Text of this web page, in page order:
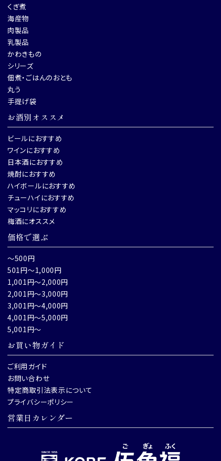
くぎ煮
海産物
肉製品
乳製品
かわきもの
シリーズ
佃煮・ごはんのおとも
丸う
手提げ袋
お酒別オススメ
ビールにおすすめ
ワインにおすすめ
日本酒におすすめ
焼酎におすすめ
ハイボールにおすすめ
チューハイにおすすめ
マッコリにおすすめ
梅酒にオススメ
価格で選ぶ
～500円
501円～1,000円
1,001円～2,000円
2,001円～3,000円
3,001円～4,000円
4,001円～5,000円
5,001円～
お買い物ガイド
ご利用ガイド
お問い合わせ
特定商取引法表示について
プライバシーポリシー
営業日カレンダー